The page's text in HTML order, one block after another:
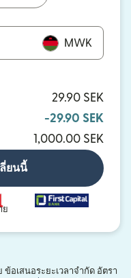
MWK
29.90 SEK
-29.90 SEK
1,000.00 SEK
ยนนี้
ย
อเสนอระยะเวลาจำกัด อัตรา